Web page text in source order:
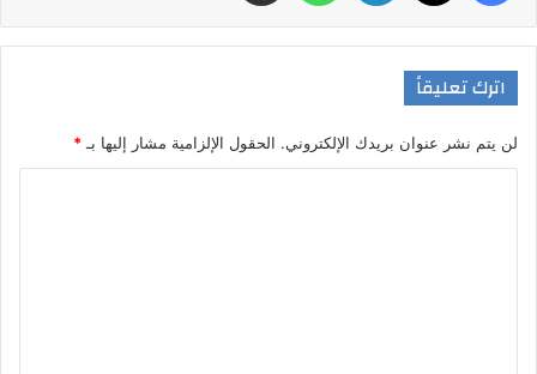
اترك تعليقاً
لن يتم نشر عنوان بريدك الإلكتروني. الحقول الإلزامية مشار إليها بـ *